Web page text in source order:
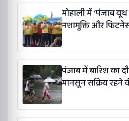
मोहाली में ‘पंजाब
नशामुक्ति और
पंजाब में बारिश का
मानसून सक्रिय रहने